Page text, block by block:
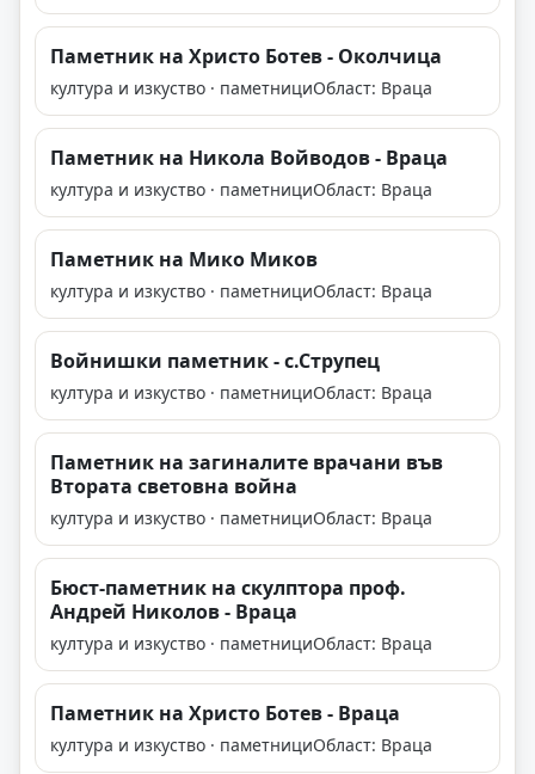
Паметник на Христо Ботев - Околчица
култура и изкуство · паметнициОбласт: Враца
Паметник на Никола Войводов - Враца
култура и изкуство · паметнициОбласт: Враца
Паметник на Мико Миков
култура и изкуство · паметнициОбласт: Враца
Войнишки паметник - с.Струпец
култура и изкуство · паметнициОбласт: Враца
Паметник на загиналите врачани във
Втората световна война
култура и изкуство · паметнициОбласт: Враца
Бюст-паметник на скулптора проф.
Андрей Николов - Враца
култура и изкуство · паметнициОбласт: Враца
Паметник на Христо Ботев - Враца
култура и изкуство · паметнициОбласт: Враца